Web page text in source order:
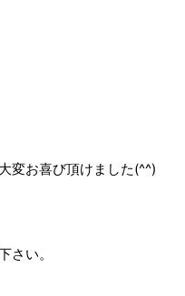
変お喜び頂けました(^^)
さい。